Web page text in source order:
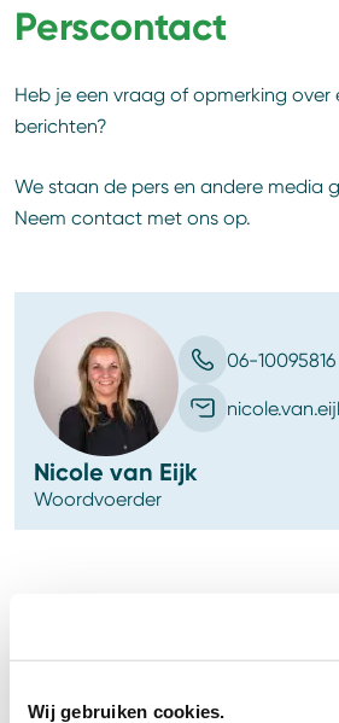
Wij gebruiken cookies.
Perscontact
Heb je een vraag of opmerking over
berichten?
We staan de pers en andere media
Neem contact met ons op.
06-10095816
Nicole van Eijk
Woordvoerder